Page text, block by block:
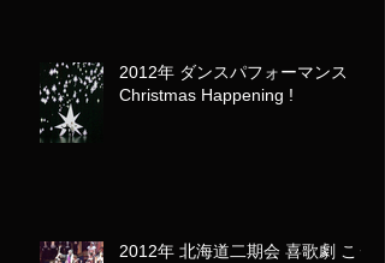
2012年 ダンスパフォーマンス
Christmas Happening !
2012年 北海道二期会 喜歌劇 こう